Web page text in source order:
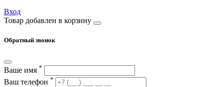
Вход
Товар добавлен в корзину
Обратный звонок
Ваше имя *
Ваш телефон *